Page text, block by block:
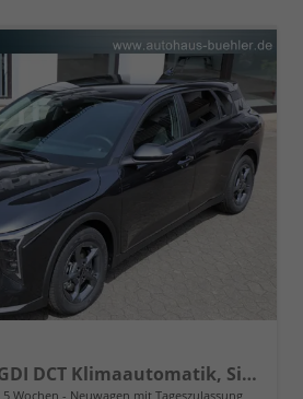
Vision Plus 1.6T-GDI DCT Klimaautomatik, Sitzheizung, Navigation, Apple Carplay, Android Auto
5 Wochen Neuwagen mit Tageszulassung